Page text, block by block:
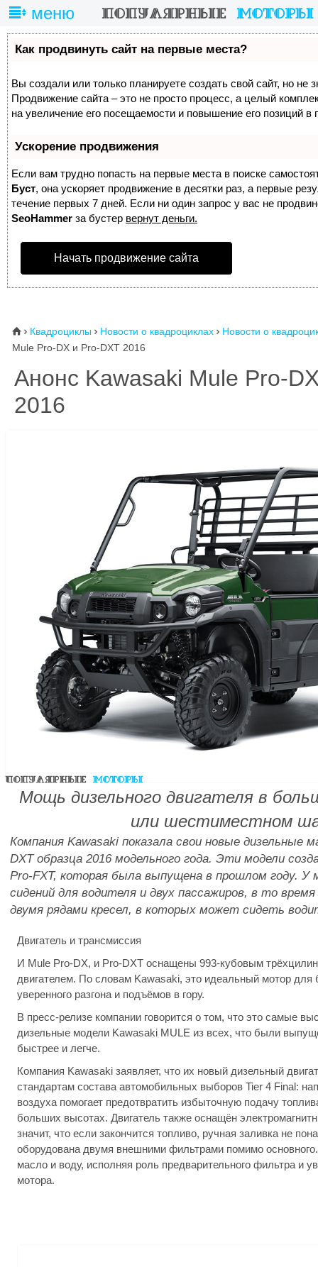
меню
Как продвинуть сайт на первые места?
Вы создали или только планируете создать свой сайт, но не
Продвижение сайта – это не просто процесс, а целый
на увеличение его посещаемости и повышение его позиций в
Ускорение продвижения
Если вам трудно попасть на первые места в поиске
Буст, она ускоряет продвижение в десятки раз, а первые
течение первых 7 дней. Если ни один запрос у вас не
SeoHammer за бустер вернут деньги.
Начать продвижение сайта
⌂  Квадроциклы  Новости о квадроциклах  Новости о
Mule Pro-DX и Pro-DXT 2016
Анонс Kawasaki Mule Pro-
2016
Мощь дизельного двигателя в
или шестиместном
Компания Kawasaki показала свои новые дизельные
DXT образца 2016 модельного года. Эти модели
Pro-FXT, которая была выпущена в прошлом году. У
сидений для водителя и двух пассажиров, в то время
двумя рядами кресел, в которых может сидеть
Двигатель и трансмиссия
И Mule Pro-DX, и Pro-DXT оснащены 993-кубовым
двигателем. По словам Kawasaki, это идеальный мотор для
уверенного разгона и подъёмов в гору.
В пресс-релизе компании говорится о том, что это самые
дизельные модели Kawasaki MULE из всех, что были
быстрее и легче.
Компания Kawasaki заявляет, что их новый дизельный
стандартам состава автомобильных выборов Tier 4 Final:
воздуха помогает предотвратить избыточную подачу
больших высотах. Двигатель также оснащён
значит, что если закончится топливо, ручная заливка не
оборудована двумя внешними фильтрами помимо
масло и воду, исполняя роль предварительного фильтра и
мотора.